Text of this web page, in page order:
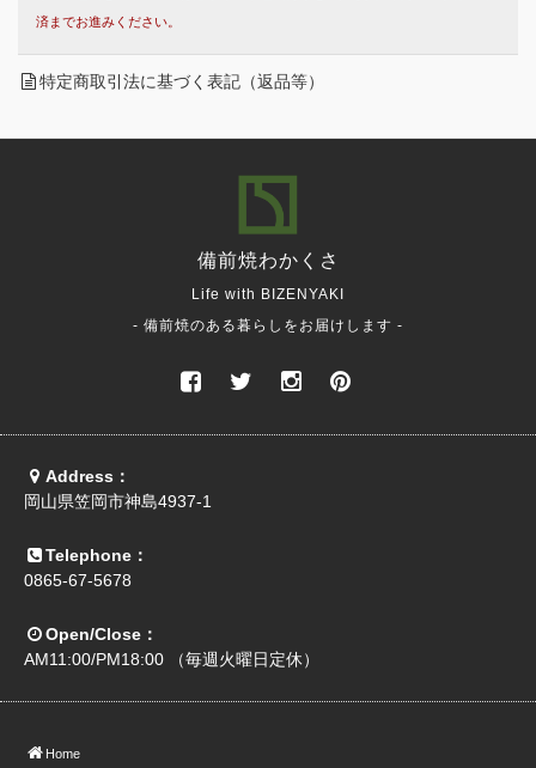
済までお進みください。
特定商取引法に基づく表記（返品等）
備前焼わかくさ
Life with BIZENYAKI
- 備前焼のある暮らしをお届けします -
Address：
岡山県笠岡市神島4937-1
Telephone：
0865-67-5678
Open/Close：
AM11:00/PM18:00 （毎週火曜日定休）
Home